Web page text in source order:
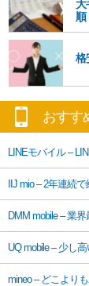
大
順
格
おすす
LINEモバイル –
IIJ mio – 2年連続
DMM mobile – 業
UQ mobile – 少し
mineo – どこより